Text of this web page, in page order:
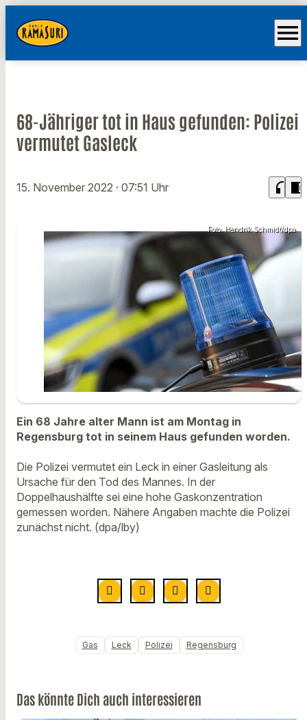
menu
68-Jähriger tot in Haus gefunden: Polizei
vermutet Gasleck
15. November 2022 · 07:51 Uhr headphones chrome_reader_mode
Foto: Hendrik Schmidt/dpa
Ein 68 Jahre alter Mann ist am Montag in
Regensburg tot in seinem Haus gefunden worden.
Die Polizei vermutet ein Leck in einer Gasleitung als
Ursache für den Tod des Mannes. In der
Doppelhaushälfte sei eine hohe Gaskonzentration
gemessen worden. Nähere Angaben machte die Polizei
zunächst nicht. (dpa/lby)
Gas Leck Polizei Regensburg
Das könnte Dich auch interessieren